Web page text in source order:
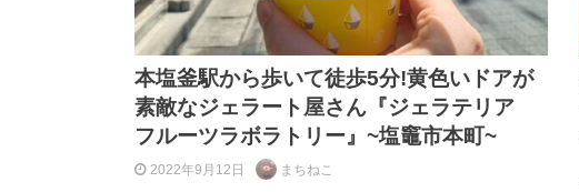
本塩釜駅から歩いて徒歩5分!黄色いドアが
素敵なジェラート屋さん『ジェラテリア
フルーツラボラトリー』~塩竈市本町~
2022年9月12日 まちねこ